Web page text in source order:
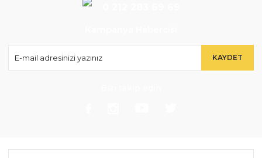
KAYDET